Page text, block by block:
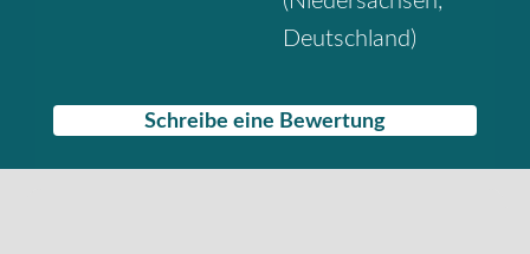
Deutschland)
Schreibe eine Bewertung